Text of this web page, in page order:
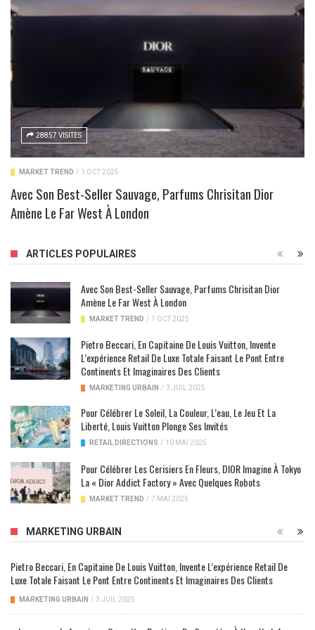
28857 VISITES
MARKET TREND / 1 OCT 2025
Avec Son Best-Seller Sauvage, Parfums Chrisitan Dior
Amène Le Far West À London
ARTICLES POPULAIRES
Avec Son Best-Seller Sauvage, Parfums Chrisitan Dior
Amène Le Far West À London
MARKET TREND / 1 OCT 2025
Pietro Beccari, En Capitaine De Louis Vuitton, Invente
L’expérience Retail De Luxe Totale Faisant Le Pont Entre
Continents Et Imaginaires Des Clients
MARKETING URBAIN / 3 JUIL 2025
Pour Célébrer Le Soleil, La Couleur, L’eau, Le Jeu Et La
Liberté, Louis Vuitton Plonge Ses Invités
RETAIL DIRECTIONS / 10 MAI 2025
Pour Célébrer Les Cerisiers En Fleurs, DIOR Imagine À Tokyo
La « Dior Addict Factory » Avec Quelques Robots
MARKET TREND / 7 MAI 2025
MARKETING URBAIN
Pietro Beccari, En Capitaine De Louis Vuitton, Invente L’expérience Retail De
Luxe Totale Faisant Le Pont Entre Continents Et Imaginaires Des Clients
MARKETING URBAIN / 3 JUIL 2025